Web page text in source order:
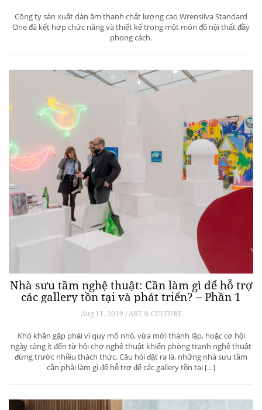
Công ty sản xuất dàn âm thanh chất lượng cao Wrensilva Standard
One đã kết hợp chức năng và thiết kế trong một món đồ nội thất đầy
phong cách.
Nhà sưu tầm nghệ thuật: Cần làm gì để hỗ trợ
các gallery tồn tại và phát triển? – Phần 1
Aug 11, 2019 / ART & CULTURE
Khó khăn gặp phải vì quy mô nhỏ, vừa mới thành lập, hoặc cơ hội
ngày càng ít đến từ hội chợ nghệ thuật khiến phòng tranh nghệ thuật
đứng trước nhiều thách thức. Câu hỏi đặt ra là, những nhà sưu tầm
cần phải làm gì để hỗ trợ để các gallery tồn tại […]